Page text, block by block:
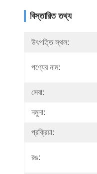
বিস্তারিত তথ্য
উৎপত্তি স্থল:
পণ্যের নাম:
সেবা:
নমুনা:
প্রক্রিয়া:
রঙ: